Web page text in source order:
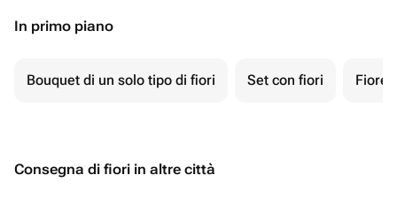
In primo piano
Bouquet di un solo tipo di fiori Set con fiori Fiore
Consegna di fiori in altre città